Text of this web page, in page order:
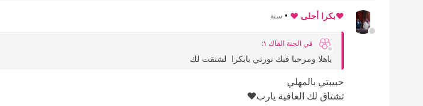
❤️بكرا أحلى ❤️ • سنة
في الجنة القاك ١ :
ياهلا ومرحبا فيك نورتي يابكرا لشتقت لك
حبيبتي بالمهلي
تشتاق لك العافية يارب❤️